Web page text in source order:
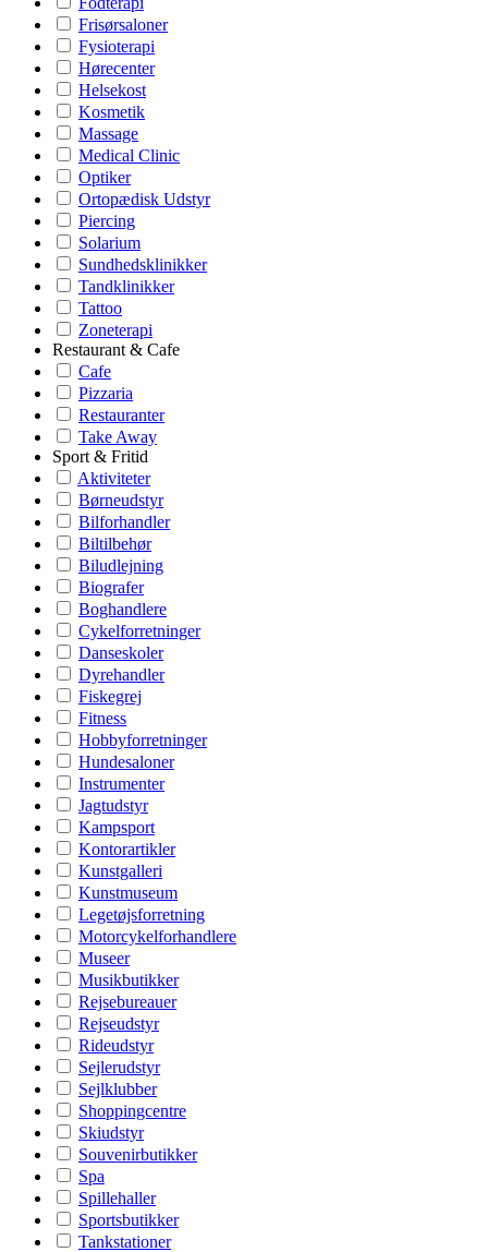
Frisørsaloner
Fysioterapi
Hørecenter
Helsekost
Kosmetik
Massage
Medical Clinic
Optiker
Ortopædisk Udstyr
Piercing
Solarium
Sundhedsklinikker
Tandklinikker
Tattoo
Zoneterapi
Restaurant & Cafe
Cafe
Pizzaria
Restauranter
Take Away
Sport & Fritid
Aktiviteter
Børneudstyr
Bilforhandler
Biltilbehør
Biludlejning
Biografer
Boghandlere
Cykelforretninger
Danseskoler
Dyrehandler
Fiskegrej
Fitness
Hobbyforretninger
Hundesaloner
Instrumenter
Jagtudstyr
Kampsport
Kontorartikler
Kunstgalleri
Kunstmuseum
Legetøjsforretning
Motorcykelforhandlere
Museer
Musikbutikker
Rejsebureauer
Rejseudstyr
Rideudstyr
Sejlerudstyr
Sejlklubber
Shoppingcentre
Skiudstyr
Souvenirbutikker
Spa
Spillehaller
Sportsbutikker
Tankstationer